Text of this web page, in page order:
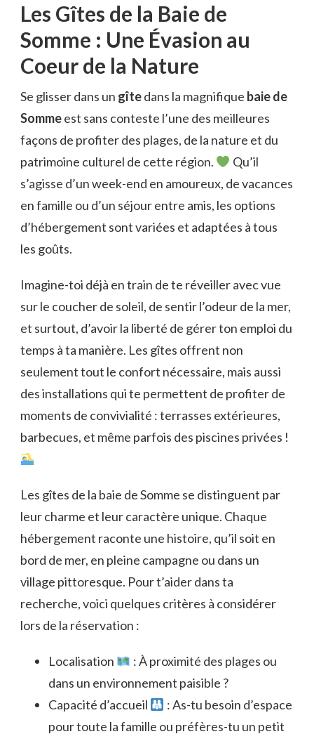
Les Gîtes de la Baie de
Somme : Une Évasion au
Coeur de la Nature
Se glisser dans un gîtedans la magnifique baie de
Sommeest sans conteste l’une des meilleures
façons de profiter des plages, de la nature et du
patrimoine culturel de cette région.
Qu’il
s’agisse d’un week-end en amoureux, de vacances
en famille ou d’un séjour entre amis, les options
d’hébergement sont variées et adaptées à tous
les goûts.
Imagine-toi déjà en train de te réveiller avec vue
sur le coucher de soleil, de sentir l’odeur de la mer,
et surtout, d’avoir la liberté de gérer ton emploi du
temps à ta manière. Les gîtes offrent non
seulement tout le confort nécessaire, mais aussi
des installations qui te permettent de profiter de
moments de convivialité : terrasses extérieures,
barbecues, et même parfois des piscines privées !
Les gîtes de la baie de Somme se distinguent par
leur charme et leur caractère unique. Chaque
hébergement raconte une histoire, qu’il soit en
bord de mer, en pleine campagne ou dans un
village pittoresque. Pour t’aider dans ta
recherche, voici quelques critères à considérer
lors de la réservation :
Localisation
: À proximité des plages ou
dans un environnement paisible ?
Capacité d’accueil
: As-tu besoin d’espace
pour toute la famille ou préfères-tu un petit